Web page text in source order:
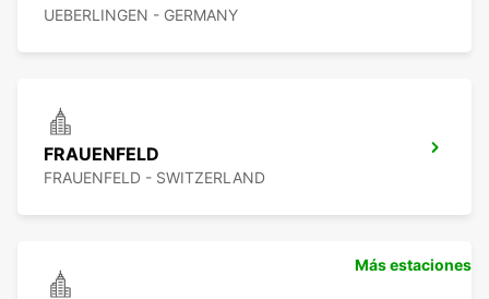
UEBERLINGEN - GERMANY
FRAUENFELD
FRAUENFELD - SWITZERLAND
Más estaciones